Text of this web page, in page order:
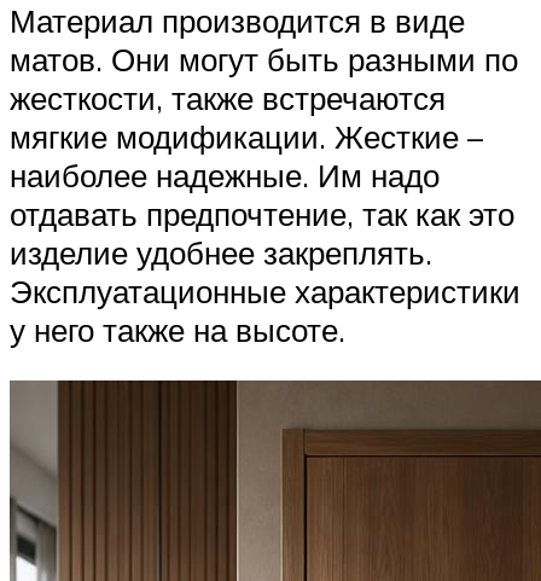
Материал производится в виде
матов. Они могут быть разными по
жесткости, также встречаются
мягкие модификации. Жесткие –
наиболее надежные. Им надо
отдавать предпочтение, так как это
изделие удобнее закреплять.
Эксплуатационные характеристики
у него также на высоте.